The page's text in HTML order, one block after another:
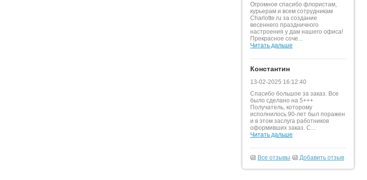
Огромное спасибо флористам,
курьерам и всем сотрудникам
Charlotte.ru за создание
весеннего праздничного
настроения у дам нашего офиса!
Прекрасное соче...
Читать дальше
Константин
13-02-2025 16:12:40
Спасибо большое за заказ. Все
было сделано на 5+++
Получатель, которому
исполнилось 90-лет был поражен
и в этом заслуга работников
оформивших заказ. С...
Читать дальше
Все отзывы Добавить отзыв